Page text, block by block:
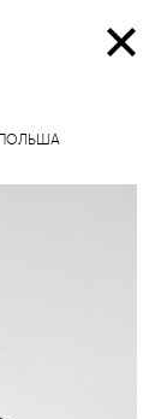
ПОЛЬША